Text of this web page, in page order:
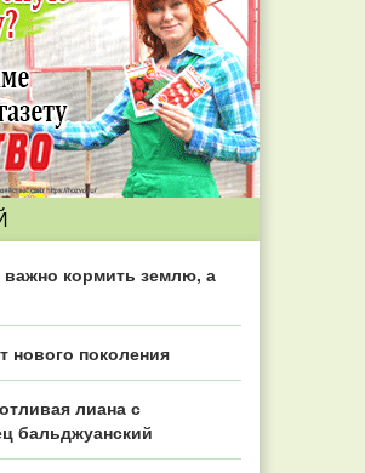
важно кормить землю, а
нового поколения
лиана с
бальджуанский